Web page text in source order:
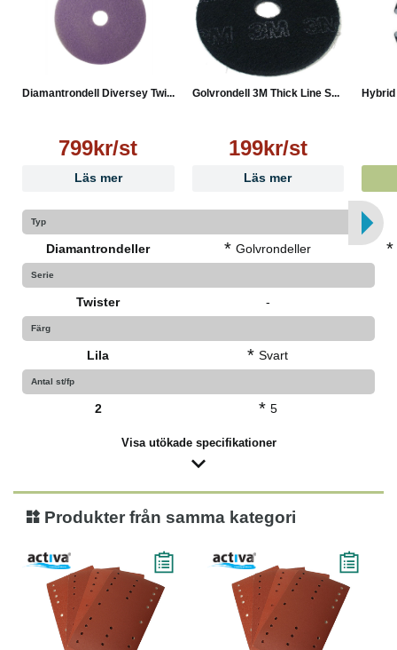
Diamantrondell Diversey Twi...
799kr/st
Läs mer
Golvrondell 3M Thick Line S...
199kr/st
Läs mer
Typ
Diamantrondeller * Golvrondeller *
Serie
Twister -
Färg
Lila * Svart
Antal st/fp
2 * 5
Visa utökade specifikationer
Produkter från samma kategori